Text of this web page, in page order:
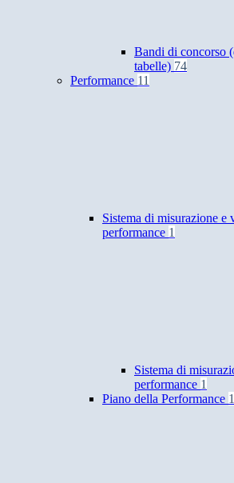
Bandi di concorso
tabelle) 74
Performance 11
Sistema di misurazione e
performance 1
Sistema di
performance 1
Piano della Performance 1